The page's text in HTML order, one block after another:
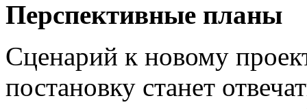
Перспективные планы
Сценарий к новому
постановку станет